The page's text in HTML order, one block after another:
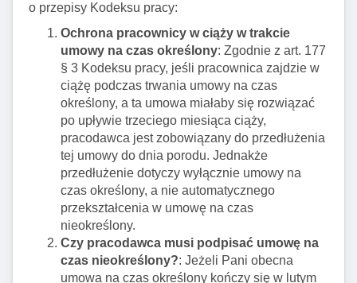
o przepisy Kodeksu pracy:
Ochrona pracownicy w ciąży w trakcie
umowy na czas określony: Zgodnie z art. 177
§ 3 Kodeksu pracy, jeśli pracownica zajdzie w
ciążę podczas trwania umowy na czas
określony, a ta umowa miałaby się rozwiązać
po upływie trzeciego miesiąca ciąży,
pracodawca jest zobowiązany do przedłużenia
tej umowy do dnia porodu. Jednakże
przedłużenie dotyczy wyłącznie umowy na
czas określony, a nie automatycznego
przekształcenia w umowę na czas
nieokreślony.
Czy pracodawca musi podpisać umowę na
czas nieokreślony?: Jeżeli Pani obecna
umowa na czas określony kończy się w lutym